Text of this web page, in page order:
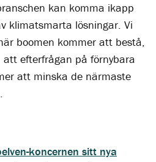
kan komma ikapp
klimatsmarta lösningar. Vi
boomen kommer att bestå,
efterfrågan på förnybara
att minska de närmaste
koncernen sitt nya